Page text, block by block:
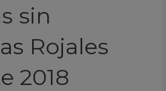
sin
Rojales
2018